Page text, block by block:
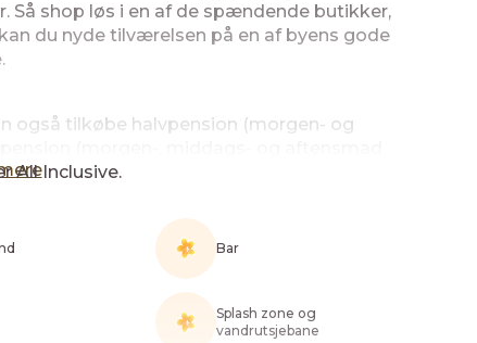
Så shop løs i en af de spændende butikker,
du nyde tilværelsen på en af byens gode
også tilkøbe halvpension (morgen- og
All Inclusive.
Bar
Splash zone og
vandrutsjebane